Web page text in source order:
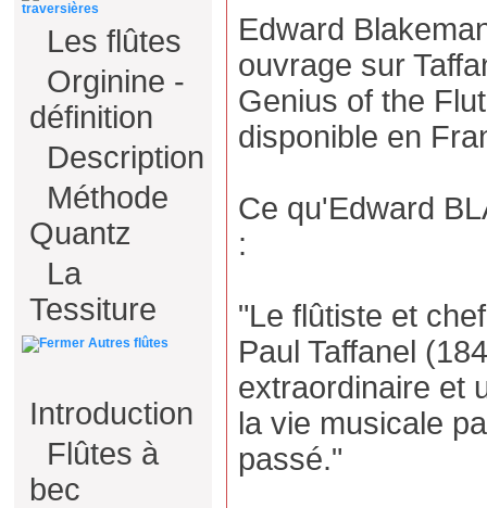
traversières
Les flûtes
Orginine -
définition
Description
Méthode
Quantz
La
Tessiture
Autres flûtes
Introduction
Flûtes à
bec
Edward
ouvrage sur
Genius of the
disponible en
Ce qu'Edward
:
"Le flûtiste et
Paul Taffanel
extraordinaire et
la vie musicale
passé."